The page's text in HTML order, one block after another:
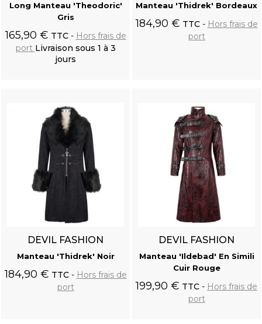
Long Manteau 'Theodoric'
Gris
165,90 € TTC
Hors frais de
port Livraison sous 1 à 3
jours
Manteau 'Thidrek' Bordeaux
184,90 € TTC
Hors frais de
port
DEVIL FASHION
Manteau 'Thidrek' Noir
184,90 € TTC
Hors frais de
port
DEVIL FASHION
Manteau 'Ildebad' En Simili
Cuir Rouge
199,90 € TTC
Hors frais de
port